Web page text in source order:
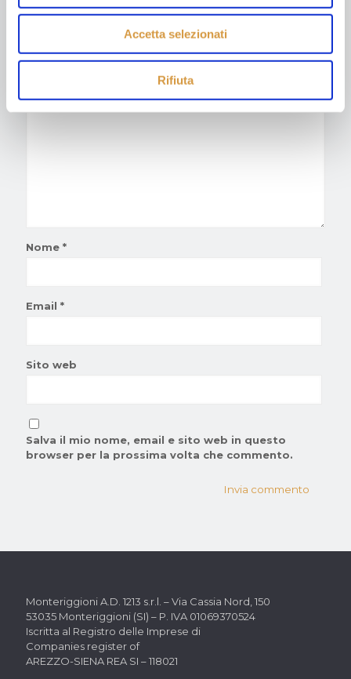
Accetta selezionati
Rifiuta
Lascia un commento
Il tuo indirizzo email non sarà pubblicato.I campi
obbligatori sono contrassegnati
Commento*
Nome *
Email *
Sito web
Salva il mio nome, email e sito web in questo
browser per la prossima volta che commento.
Monteriggioni A.D. 1213 s.r.l. –Via Cassia Nord, 150
53035 Monteriggioni (SI) – P. IVA 01069370524
Iscritta al Registro delle Imprese di
Companies register of
AREZZO-SIENA REA SI – 118021